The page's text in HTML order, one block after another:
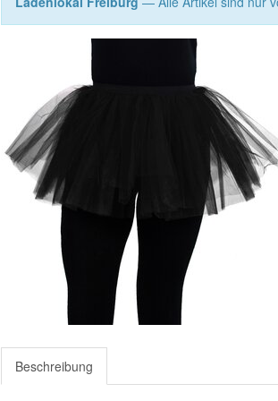
Beschreibung